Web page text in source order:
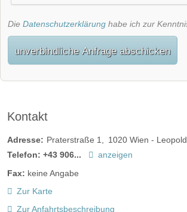
Die Datenschutzerklärung habe ich zur
unverbindliche Anfrage abschicken
Kontakt
Adresse: Praterstraße 1 1020 Wien -
Telefon: +43 906...
anzeigen
Fax: keine Angabe
Zur Karte
Zur Anfahrtsbeschreibung